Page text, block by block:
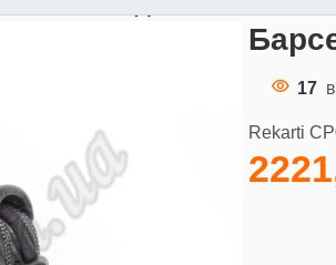
17
Rekarti